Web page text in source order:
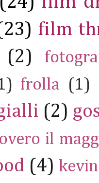
film
(2)
frolla (1)
(2)
il
(4)